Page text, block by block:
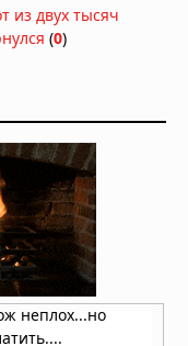
сжалась на 16
на Марсе: два
загадку Красной
а порядок,
лет
лишил Марс
механизм
из двух тысяч
(0)